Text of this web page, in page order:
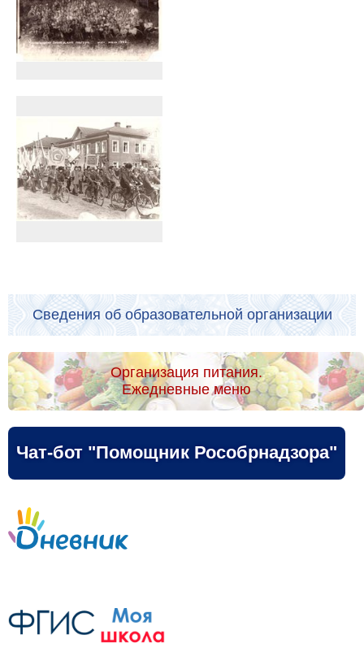
Сведения об образовательной организации
Организация питания.
Ежедневные меню
Чат-бот "Помощник Рособрнадзора"